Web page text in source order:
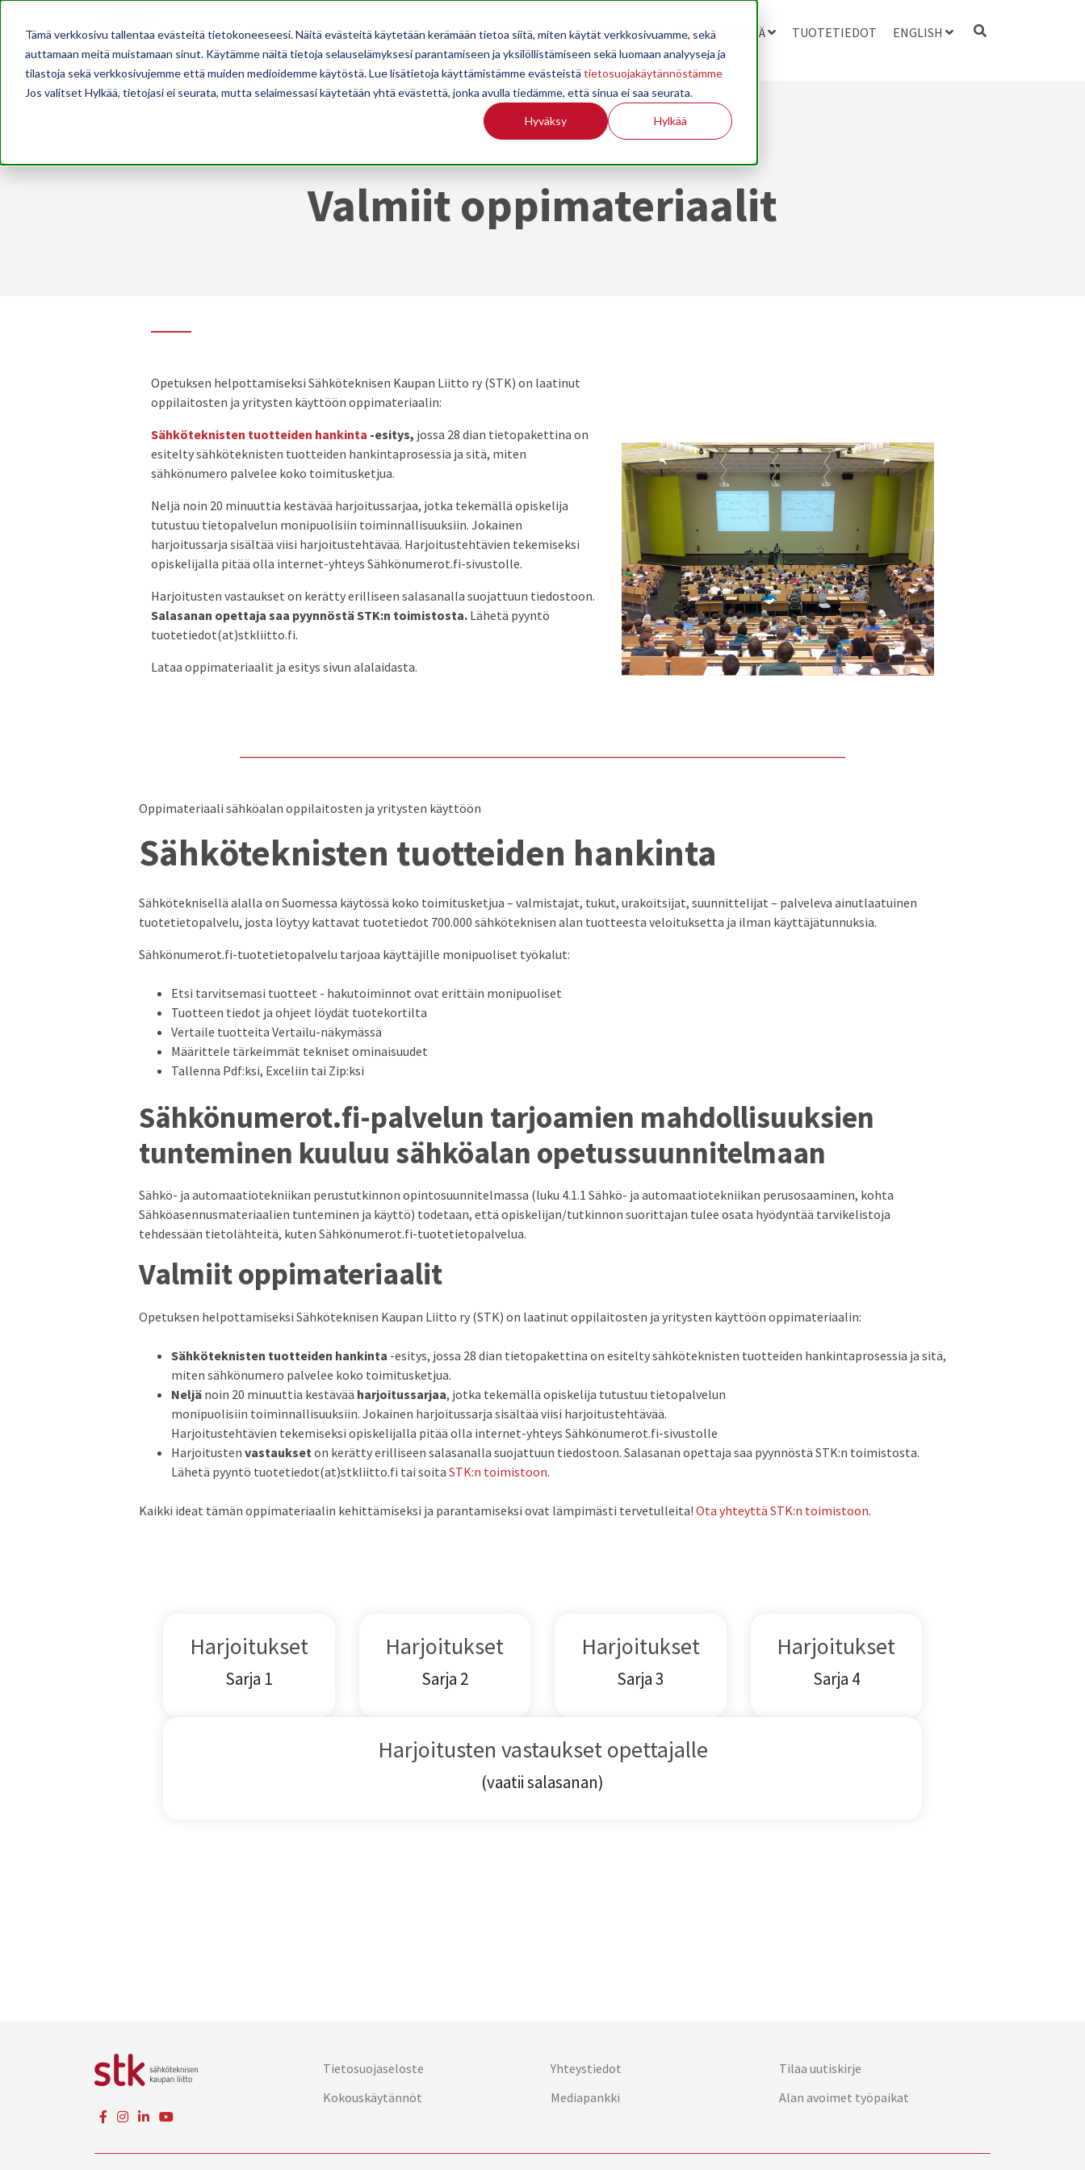
Tämä verkkosivu tallentaa evästeitä tietokoneeseesi. Näitä evästeitä käytetään kerämään tietoa siitä, miten käytät verkkosivuamme, sekä
auttamaan meitä muistamaan sinut. Käytämme näitä tietoja selauselämyksesi parantamiseen ja yksilöllistämiseen sekä luomaan analyyseja ja
tilastoja sekä verkkosivujemme että muiden medioidemme käytöstä. Lue lisätietoja käyttämistämme evästeistä tietosuojakäytännöstämme
Jos valitset Hylkää, tietojasi ei seurata, mutta selaimessasi käytetään yhtä evästettä, jonka avulla tiedämme, että sinua ei saa seurata.
Hyväksy Hylkää
AJANKOHTAISTA OPPILAITOKSILLE JÄSENYYS TILASTOINTI TIETOA MEISTÄ TUOTETIEDOT ENGLISH
Valmiit oppimateriaalit
Opetuksen helpottamiseksi Sähköteknisen Kaupan Liitto ry (STK) on laatinut
oppilaitosten ja yritysten käyttöön oppimateriaalin:
Sähköteknisten tuotteiden hankinta -esitys, jossa 28 dian tietopakettina on
esitelty sähköteknisten tuotteiden hankintaprosessia ja sitä, miten
sähkönumero palvelee koko toimitusketjua.
Neljä noin 20 minuuttia kestävää harjoitussarjaa, jotka tekemällä opiskelija
tutustuu tietopalvelun monipuolisiin toiminnallisuuksiin. Jokainen
harjoitussarja sisältää viisi harjoitustehtävää. Harjoitustehtävien tekemiseksi
opiskelijalla pitää olla internet-yhteys Sähkönumerot.fi-sivustolle.
Harjoitusten vastaukset on kerätty erilliseen salasanalla suojattuun tiedostoon.
Salasanan opettaja saa pyynnöstä STK:n toimistosta. Lähetä pyyntö
tuotetiedot(at)stkliitto.fi.
Lataa oppimateriaalit ja esitys sivun alalaidasta.
Oppimateriaali sähköalan oppilaitosten ja yritysten käyttöön
Sähköteknisten tuotteiden hankinta
Sähköteknisellä alalla on Suomessa käytössä koko toimitusketjua – valmistajat, tukut, urakoitsijat, suunnittelijat – palveleva ainutlaatuinen
tuotetietopalvelu, josta löytyy kattavat tuotetiedot 700.000 sähköteknisen alan tuotteesta veloituksetta ja ilman käyttäjätunnuksia.
Sähkönumerot.fi-tuotetietopalvelu tarjoaa käyttäjille monipuoliset työkalut:
Etsi tarvitsemasi tuotteet - hakutoiminnot ovat erittäin monipuoliset
Tuotteen tiedot ja ohjeet löydät tuotekortilta
Vertaile tuotteita Vertailu-näkymässä
Määrittele tärkeimmät tekniset ominaisuudet
Tallenna Pdf:ksi, Exceliin tai Zip:ksi
Sähkönumerot.fi-palvelun tarjoamien mahdollisuuksien
tunteminen kuuluu sähköalan opetussuunnitelmaan
Sähkö- ja automaatiotekniikan perustutkinnon opintosuunnitelmassa (luku 4.1.1 Sähkö- ja automaatiotekniikan perusosaaminen, kohta
Sähköasennusmateriaalien tunteminen ja käyttö) todetaan, että opiskelijan/tutkinnon suorittajan tulee osata hyödyntää tarvikelistoja
tehdessään tietolähteitä, kuten Sähkönumerot.fi-tuotetietopalvelua.
Valmiit oppimateriaalit
Opetuksen helpottamiseksi Sähköteknisen Kaupan Liitto ry (STK) on laatinut oppilaitosten ja yritysten käyttöön oppimateriaalin:
Sähköteknisten tuotteiden hankinta -esitys, jossa 28 dian tietopakettina on esitelty sähköteknisten tuotteiden hankintaprosessia ja sitä,
miten sähkönumero palvelee koko toimitusketjua.
Neljä noin 20 minuuttia kestävää harjoitussarjaa, jotka tekemällä opiskelija tutustuu tietopalvelun
monipuolisiin toiminnallisuuksiin. Jokainen harjoitussarja sisältää viisi harjoitustehtävää.
Harjoitustehtävien tekemiseksi opiskelijalla pitää olla internet-yhteys Sähkönumerot.fi-sivustolle
Harjoitusten vastaukset on kerätty erilliseen salasanalla suojattuun tiedostoon. Salasanan opettaja saa pyynnöstä STK:n toimistosta.
Lähetä pyyntö tuotetiedot(at)stkliitto.fi tai soita STK:n toimistoon.
Kaikki ideat tämän oppimateriaalin kehittämiseksi ja parantamiseksi ovat lämpimästi tervetulleita! Ota yhteyttä STK:n toimistoon.
Harjoitukset
Sarja 1
Harjoitukset
Sarja 2
Harjoitukset
Sarja 3
Harjoitukset
Sarja 4
Harjoitusten vastaukset opettajalle
(vaatii salasanan)
Tietosuojaseloste
Kokouskäytännöt
Yhteystiedot
Mediapankki
Tilaa uutiskirje
Alan avoimet työpaikat